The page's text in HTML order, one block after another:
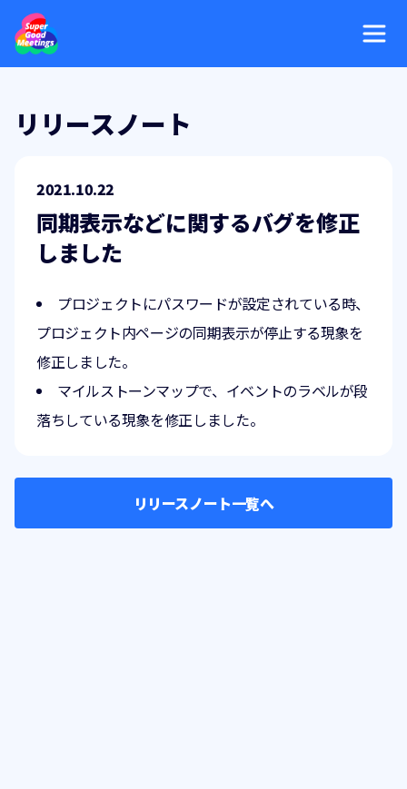
リリースノート
2021.10.22
同期表示などに関するバグを修正
しました
プロジェクトにパスワードが設定されている時、
プロジェクト内ページの同期表示が停止する現象を
修正しました。
マイルストーンマップで、イベントのラベルが段
落ちしている現象を修正しました。
リリースノート一覧へ